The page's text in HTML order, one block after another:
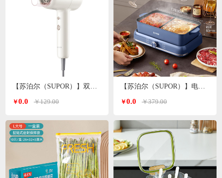
【苏泊尔（SUPOR）】双温双档电吹风白色 HDL-F3
￥0.0 ￥129.00
【苏泊尔（SUPOR）】电火锅6L H3724FKX71Y
￥0.0 ￥379.00